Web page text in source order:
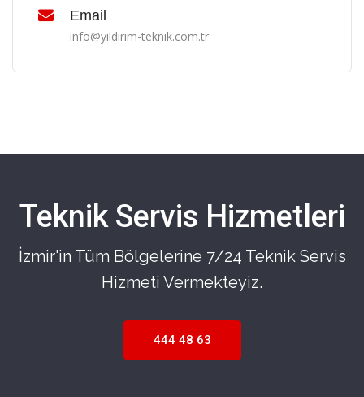
Email
info@yildirim-teknik.com.tr
Teknik Servis Hizmetleri
İzmir'in Tüm Bölgelerine 7/24 Teknik Servis
Hizmeti Vermekteyiz.
444 48 63